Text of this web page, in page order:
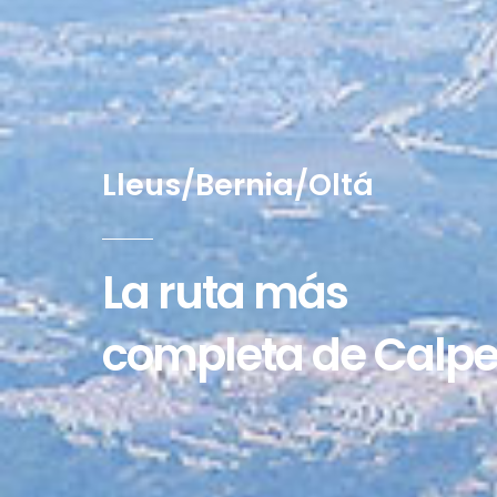
Lleus/Bernia/Oltá
La ruta más
completa de Calpe